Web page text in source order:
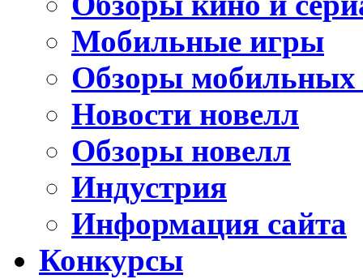
Мобильные игры
Обзоры мобильных
Новости новелл
Обзоры новелл
Индустрия
Информация сайта
Конкурсы